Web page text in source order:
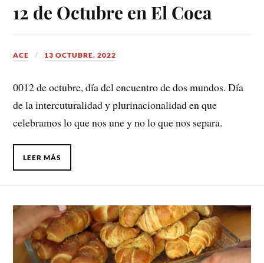
12 de Octubre en El Coca
ACE 13 OCTUBRE, 2022
0012 de octubre, día del encuentro de dos mundos. Día
de la intercuturalidad y plurinacionalidad en que
celebramos lo que nos une y no lo que nos separa.
LEER MÁS